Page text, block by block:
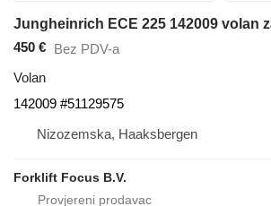
450 € Bez PDV-a
Volan
142009 #51129575
Nizozemska, Haaksbergen
Forklift Focus B.V.